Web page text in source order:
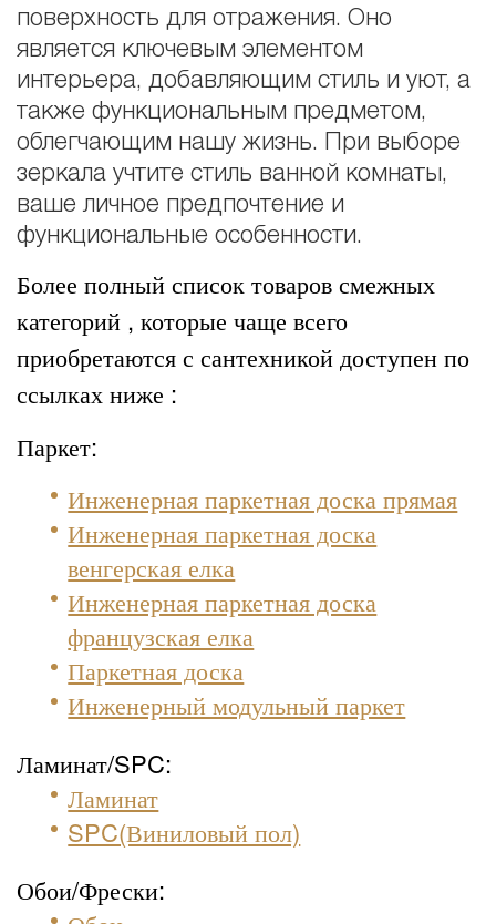
поверхность для отражения. Оно
является ключевым элементом
интерьера, добавляющим стиль и уют, а
также функциональным предметом,
облегчающим нашу жизнь. При выборе
зеркала учтите стиль ванной комнаты,
ваше личное предпочтение и
функциональные особенности.
Более полный список товаров смежных
категорий , которые чаще всего
приобретаются с сантехникой доступен по
ссылках ниже :
Паркет:
Инженерная паркетная доска прямая
Инженерная паркетная доска
венгерская елка
Инженерная паркетная доска
французская елка
Паркетная доска
Инженерный модульный паркет
Ламинат/SPC:
Ламинат
SPC(Виниловый пол)
Обои/Фрески: